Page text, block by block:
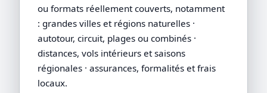
ou formats réellement couverts, notamment
: grandes villes et régions naturelles ·
autotour, circuit, plages ou combinés ·
distances, vols intérieurs et saisons
régionales · assurances, formalités et frais
locaux.